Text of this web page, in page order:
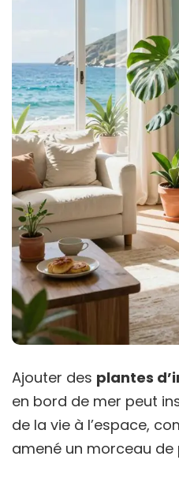
Ajouter des plantes
en bord de mer peut
de la vie à l’espace,
amené un morceau de